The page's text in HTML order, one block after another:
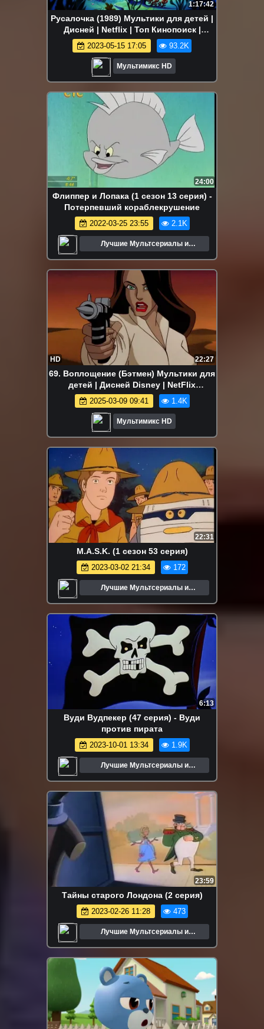
1:17:42
Русалочка (1989) Мультики для детей |
Дисней | Netflix | Топ Кинопоиск |
Новинки кино
2023-05-15 17:05 93.2K
Мультимикс HD
24:00
Флиппер и Лопака (1 сезон 13 серия) -
Потерпевший кораблекрушение
2022-03-25 23:55 2.1K
Лучшие Мультсериалы и
Мультфильмы
HD 22:27
69. Воплощение (Бэтмен) Мультики для
детей | Дисней Disney | NetFlix
Мультсериал
2025-03-09 09:41 1.4K
Мультимикс HD
22:31
M.A.S.K. (1 сезон 53 серия)
2023-03-02 21:34 172
Лучшие Мультсериалы и
Мультфильмы
6:13
Вуди Вудпекер (47 серия) - Вуди
против пирата
2023-10-01 13:34 1.9K
Лучшие Мультсериалы и
Мультфильмы
23:59
Тайны старого Лондона (2 серия)
2023-02-26 11:28 473
Лучшие Мультсериалы и